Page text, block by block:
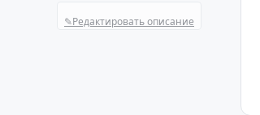
✎Редактировать описание